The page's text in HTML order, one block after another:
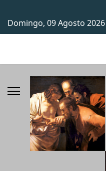
Domingo, 09 Agosto 2026